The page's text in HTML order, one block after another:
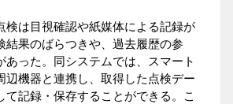
は目視確認や紙媒体による記録が
結果のばらつきや、過去履歴の参
あった。同システムでは、スマート
辺機器と連携し、取得した点検デー
て記録・保存することができる。こ